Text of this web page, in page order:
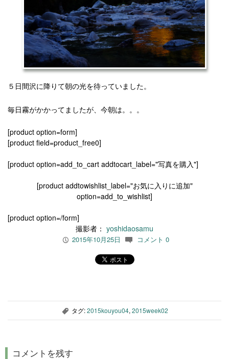
５日間沢に降りて朝の光を待っていました。
毎日霧がかかってましたが、今朝は。。。
[product option=form]
[product field=product_free0]
[product option=add_to_cart addtocart_label="写真を購入"]
[product addtowishlist_label="お気に入りに追加"
option=add_to_wishlist]
[product option=/form]
撮影者： yoshidaosamu
P 2015年10月25日 c コメント 0
, タグ:2015kouyou04, 2015week02
コメントを残す